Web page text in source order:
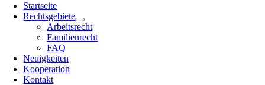
Startseite
Rechtsgebiete
Arbeitsrecht
Familienrecht
FAQ
Neuigkeiten
Kooperation
Kontakt